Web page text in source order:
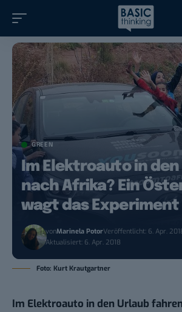
GREEN
Im Elektroauto in
nach Afrika? Ein
wagt das Experiment
vonMarinela PotorVeröffentlicht: 6. Apr.
Aktualisiert: 6. Apr. 2018
Foto: Kurt Krautgartner
Im Elektroauto in den Urlaub